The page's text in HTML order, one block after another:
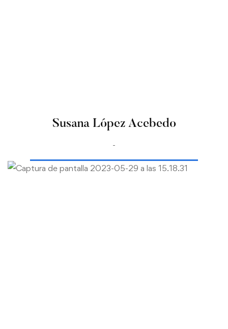
Susana López Acebedo
-